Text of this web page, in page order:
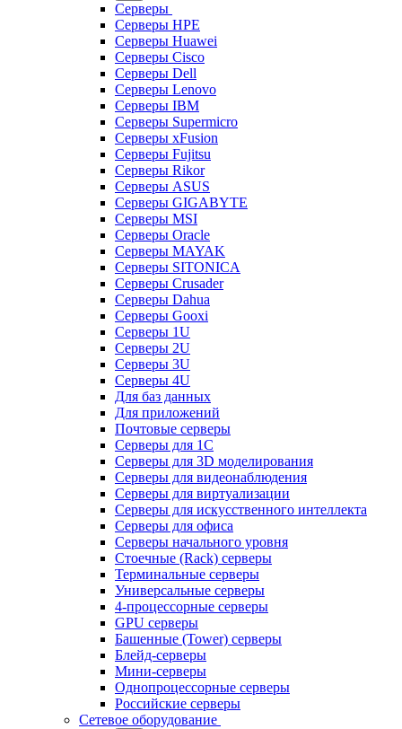
Серверы
Серверы HPE
Серверы Huawei
Серверы Cisco
Серверы Dell
Серверы Lenovo
Серверы IBM
Серверы Supermicro
Серверы xFusion
Серверы Fujitsu
Серверы Rikor
Серверы ASUS
Серверы GIGABYTE
Серверы MSI
Серверы Oracle
Серверы MAYAK
Серверы SITONICA
Серверы Crusader
Серверы Dahua
Серверы Gooxi
Серверы 1U
Серверы 2U
Серверы 3U
Серверы 4U
Для баз данных
Для приложений
Почтовые серверы
Серверы для 1С
Серверы для 3D моделирования
Серверы для видеонаблюдения
Серверы для виртуализации
Серверы для искусственного интеллекта
Серверы для офиса
Серверы начального уровня
Стоечные (Rack) серверы
Терминальные серверы
Универсальные серверы
4-процессорные серверы
GPU серверы
Башенные (Tower) серверы
Блейд-серверы
Мини-серверы
Однопроцессорные серверы
Российские серверы
Сетевое оборудование